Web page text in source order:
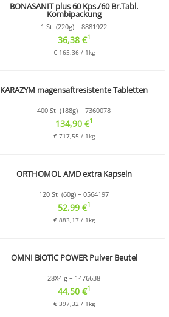
BONASANIT plus 60 Kps./60 Br.Tabl.
Kombipackung
1 St (220g) – 8881922
36,38 €1
€ 165,36 / 1kg
KARAZYM magensaftresistente Tabletten
400 St (188g) – 7360078
134,90 €1
€ 717,55 / 1kg
ORTHOMOL AMD extra Kapseln
120 St (60g) – 0564197
52,99 €1
€ 883,17 / 1kg
OMNI BiOTiC POWER Pulver Beutel
28X4 g – 1476638
44,50 €1
€ 397,32 / 1kg